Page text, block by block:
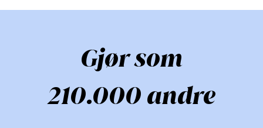
etylheksylglyserin, klorfenesin, aluminiumhydroksid,
hydroksysuccinimid, melkesyre, kaliumsorbat,
tokoferol, natriumsitrat, palmitoyltripeptid-1, krysin,
pentaerytrityl tetra-di-t-butyl Hydroksyhydrocinnamat,
palmitoyltetrapeptid-7, sitronsyre, biotin. [+/- Kan
Gjør som
210.000 andre